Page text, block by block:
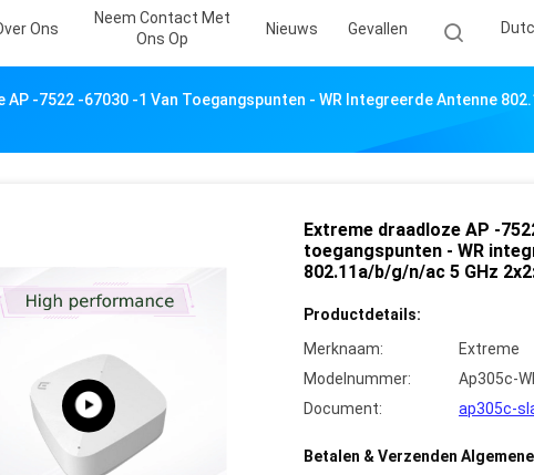
Ons
Neem Contact Met
Ons Op
Nieuws Gevallen
AP -7522 -67030 -1 Van Toegangspunten - WR Integreerde Antenne
Extreme draadloze AP -
toegangspunten - WR
802.11a/b/g/n/ac 5 GHz
Productdetails:
Merknaam:
Extreme
Modelnummer:
Ap305c-
Document:
ap305c-
Betalen & Verzenden